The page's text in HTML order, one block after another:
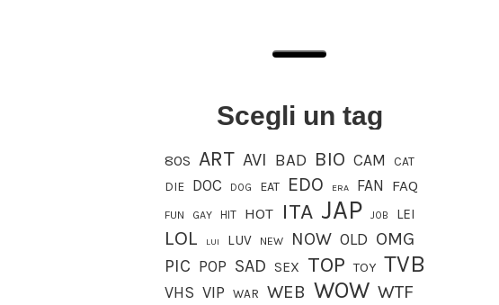
Scegli un tag
80S ART AVI BAD BIO CAM
CAT
DIE
DOC DOG EAT EDO ERA FAN FAQ
FUN GAY HIT HOT ITA JAP JOB LEI
LOL LUI LUV NEW NOW OLD OMG
PIC POP SAD SEX TOP TOY TVB
VHS VIP WAR WEB WOW WTF